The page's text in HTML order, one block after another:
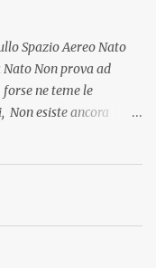
Spazio Aereo Nato
Nato Non prova ad
ne teme le
Non esiste ancora
Flag", per provocare
sane, potrebbe